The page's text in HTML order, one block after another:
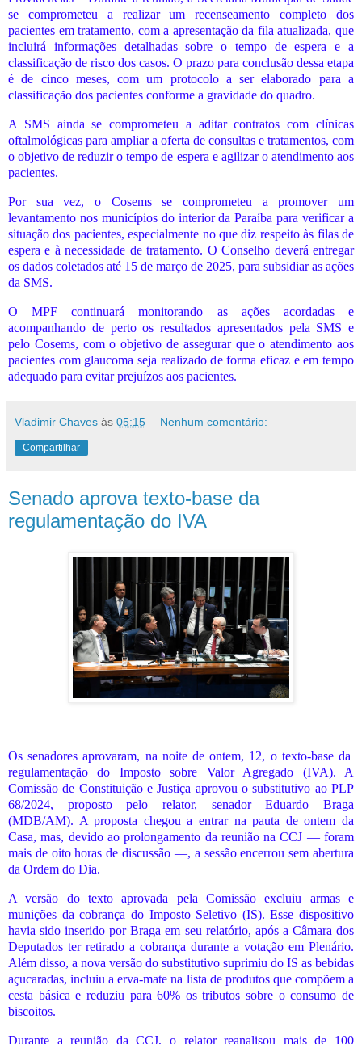
se comprometeu a realizar um recenseamento completo dos
pacientes em tratamento, com a apresentação da fila atualizada, que
incluirá informações detalhadas sobre o tempo de espera e a
classificação de risco dos casos. O prazo para conclusão dessa etapa
é de cinco meses, com um protocolo a ser elaborado para a
classificação dos pacientes conforme a gravidade do quadro.
A SMS ainda se comprometeu a aditar contratos com clínicas
oftalmológicas para ampliar a oferta de consultas e tratamentos, com
o objetivo de reduzir o tempo de espera e agilizar o atendimento aos
pacientes.
Por sua vez, o Cosems se comprometeu a promover um
levantamento nos municípios do interior da Paraíba para verificar a
situação dos pacientes, especialmente no que diz respeito às filas de
espera e à necessidade de tratamento. O Conselho deverá entregar
os dados coletados até 15 de março de 2025, para subsidiar as ações
da SMS.
O MPF continuará monitorando as ações acordadas e
acompanhando de perto os resultados apresentados pela SMS e
pelo Cosems, com o objetivo de assegurar que o atendimento aos
pacientes com glaucoma seja realizado de forma eficaz e em tempo
adequado para evitar prejuízos aos pacientes.
Vladimir Chaves às 05:15 Nenhum comentário:
Compartilhar
Senado aprova texto-base da
regulamentação do IVA
Os senadores aprovaram, na noite de ontem, 12, o texto-base da
regulamentação do Imposto sobre Valor Agregado (IVA). A
Comissão de Constituição e Justiça aprovou o substitutivo ao PLP
68/2024, proposto pelo relator, senador Eduardo Braga
(MDB/AM). A proposta chegou a entrar na pauta de ontem da
Casa, mas, devido ao prolongamento da reunião na CCJ — foram
mais de oito horas de discussão —, a sessão encerrou sem abertura
da Ordem do Dia.
A versão do texto aprovada pela Comissão excluiu armas e
munições da cobrança do Imposto Seletivo (IS). Esse dispositivo
havia sido inserido por Braga em seu relatório, após a Câmara dos
Deputados ter retirado a cobrança durante a votação em Plenário.
Além disso, a nova versão do substitutivo suprimiu do IS as bebidas
açucaradas, incluiu a erva-mate na lista de produtos que compõem a
cesta básica e reduziu para 60% os tributos sobre o consumo de
biscoitos.
Durante a reunião da CCJ, o relator reanalisou mais de 100